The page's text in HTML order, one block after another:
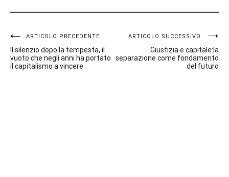
Navigazione
articoli
ARTICOLO PRECEDENTE
Il silenzio dopo la tempesta, il
vuoto che negli anni ha portato
il capitalismo a vincere
ARTICOLO SUCCESSIVO
Giustizia e capitale:la
separazione come fondamento
del futuro